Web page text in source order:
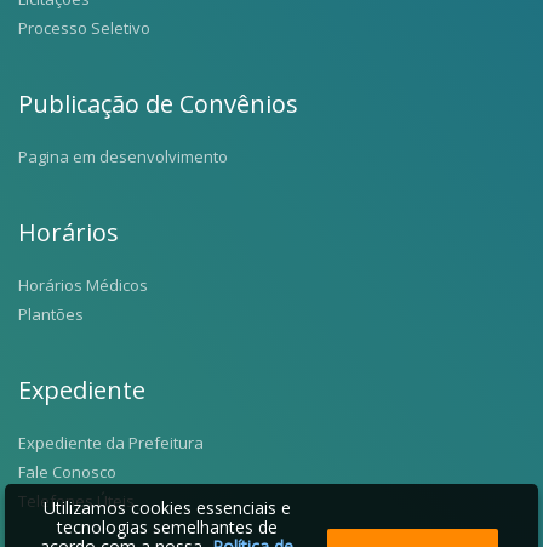
Processo Seletivo
Publicação de Convênios
Pagina em desenvolvimento
Horários
Horários Médicos
Plantões
Expediente
Expediente da Prefeitura
Fale Conosco
Telefones Úteis
Utilizamos cookies essenciais e
tecnologias semelhantes de